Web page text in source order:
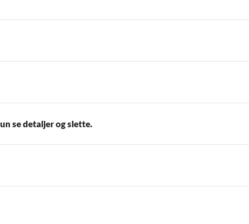
se detaljer og slette.